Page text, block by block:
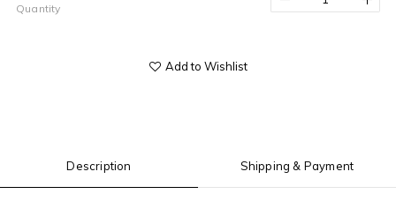
Quantity
Add to Wishlist
Description Shipping & Payment